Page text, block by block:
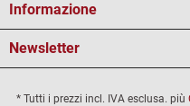
Informazione
Newsletter
* Tutti i prezzi incl. IVA esclusa. più